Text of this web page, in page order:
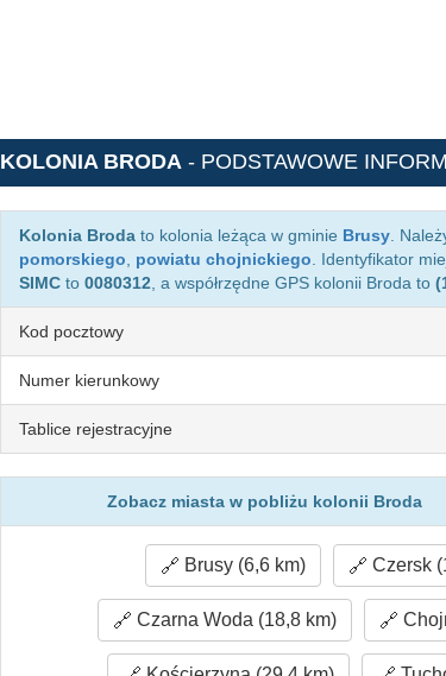
KOLONIA BRODA - PODSTAWOWE
Kolonia Broda to kolonia leżąca w gminie Brusy .
pomorskiego
powiatu chojnickiego . Identyfikator
SIMC to 0080312 , a współrzędne GPS kolonii Broda to
Kod pocztowy
Numer kierunkowy
Tablice rejestracyjne
Zobacz miasta w pobliżu kolonii Broda
Brusy (6,6 km) Czersk
Czarna Woda (18,8 km)